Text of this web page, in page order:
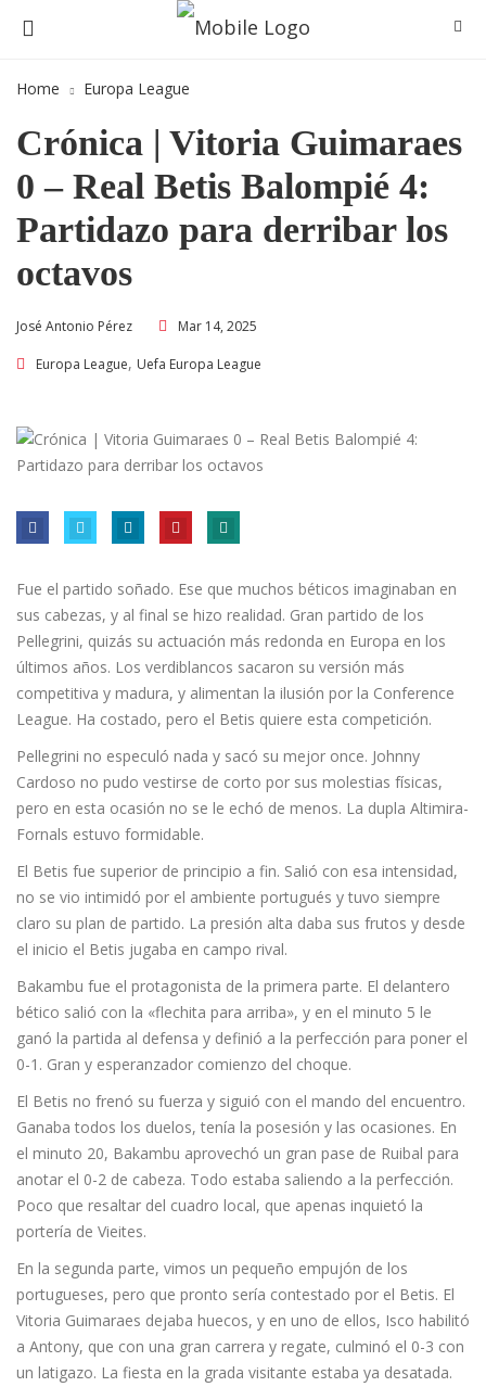
Home Europa League
Crónica | Vitoria Guimaraes
0 – Real Betis Balompié 4:
Partidazo para derribar los
octavos
José Antonio Pérez Mar 14, 2025
Europa League, Uefa Europa League
Fue el partido soñado. Ese que muchos béticos imaginaban en
sus cabezas, y al final se hizo realidad. Gran partido de los
Pellegrini, quizás su actuación más redonda en Europa en los
últimos años. Los verdiblancos sacaron su versión más
competitiva y madura, y alimentan la ilusión por la Conference
League. Ha costado, pero el Betis quiere esta competición.
Pellegrini no especuló nada y sacó su mejor once. Johnny
Cardoso no pudo vestirse de corto por sus molestias físicas,
pero en esta ocasión no se le echó de menos. La dupla Altimira-
Fornals estuvo formidable.
El Betis fue superior de principio a fin. Salió con esa intensidad,
no se vio intimidó por el ambiente portugués y tuvo siempre
claro su plan de partido. La presión alta daba sus frutos y desde
el inicio el Betis jugaba en campo rival.
Bakambu fue el protagonista de la primera parte. El delantero
bético salió con la «flechita para arriba», y en el minuto 5 le
ganó la partida al defensa y definió a la perfección para poner el
0-1. Gran y esperanzador comienzo del choque.
El Betis no frenó su fuerza y siguió con el mando del encuentro.
Ganaba todos los duelos, tenía la posesión y las ocasiones. En
el minuto 20, Bakambu aprovechó un gran pase de Ruibal para
anotar el 0-2 de cabeza. Todo estaba saliendo a la perfección.
Poco que resaltar del cuadro local, que apenas inquietó la
portería de Vieites.
En la segunda parte, vimos un pequeño empujón de los
portugueses, pero que pronto sería contestado por el Betis. El
Vitoria Guimaraes dejaba huecos, y en uno de ellos, Isco habilitó
a Antony, que con una gran carrera y regate, culminó el 0-3 con
un latigazo. La fiesta en la grada visitante estaba ya desatada.